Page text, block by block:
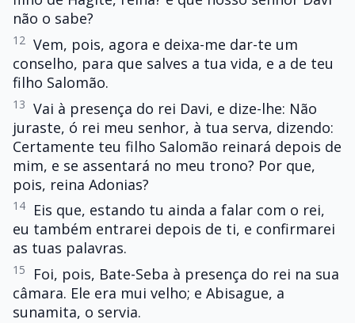
não o sabe?
12 Vem, pois, agora e deixa-me dar-te um
conselho, para que salves a tua vida, e a de teu
filho Salomão.
13 Vai à presença do rei Davi, e dize-lhe: Não
juraste, ó rei meu senhor, à tua serva, dizendo:
Certamente teu filho Salomão reinará depois de
mim, e se assentará no meu trono? Por que,
pois, reina Adonias?
14
Eis que, estando tu ainda a falar com o rei,
eu também entrarei depois de ti, e confirmarei
as tuas palavras.
15
Foi, pois, Bate-Seba à presença do rei na sua
câmara. Ele era mui velho; e Abisague, a
sunamita, o servia.